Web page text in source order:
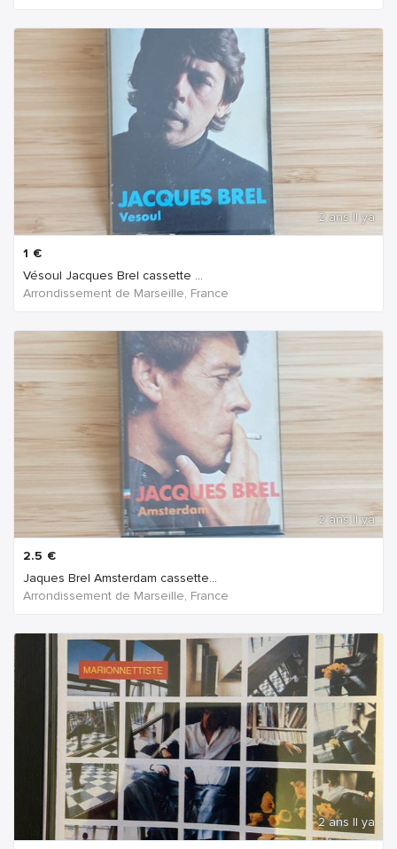
2 ans Il ya
1 €
Vésoul Jacques Brel cassette ...
Arrondissement de Marseille, France
2 ans Il ya
2.5 €
Jaques Brel Amsterdam cassette...
Arrondissement de Marseille, France
2 ans Il ya